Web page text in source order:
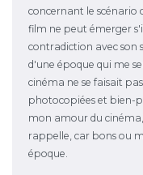
concernant le scénario
film ne peut émerger
contradiction avec son
d'une époque qui me
cinéma ne se faisait
photocopiées et bien-
mon amour du
rappelle, car bons ou
époque.